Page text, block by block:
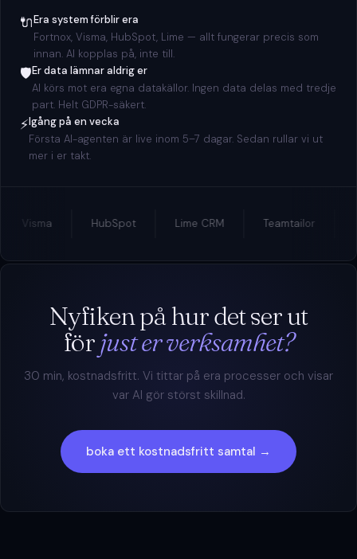
🔌Era system förblir era
Fortnox, Visma, HubSpot, Lime — allt fungerar precis som
innan. AI kopplas på, inte till.
🛡️Er data lämnar aldrig er
AI körs mot era egna datakällor. Ingen data delas med tredje
part. Helt GDPR-säkert.
⚡Igång på en vecka
Första AI-agenten är live inom 5–7 dagar. Sedan rullar vi ut
mer i er takt.
Visma HubSpot Lime CRM Teamtailor
Nyfiken på hur det ser ut
för just er verksamhet?
30 min, kostnadsfritt. Vi tittar på era processer och visar
var AI gör störst skillnad.
boka ett kostnadsfritt samtal →